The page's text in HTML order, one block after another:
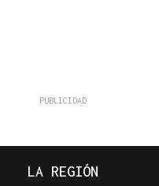
LA REGIÓN